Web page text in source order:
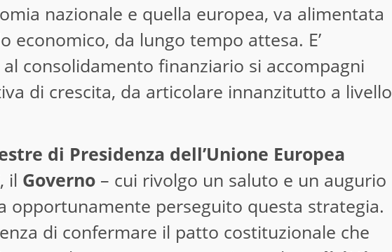
nazionale e quella europea, va alimentata
economico, da lungo tempo attesa. E’
consolidamento finanziario si accompagni
di crescita, da articolare innanzitutto a livello
di Presidenza dell’Unione Europea
il Governo– cui rivolgo un saluto e un augurio
opportunamente perseguito questa strategia.
di confermare il patto costituzionale che